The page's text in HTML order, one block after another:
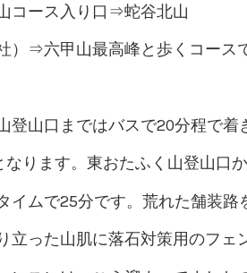
コース入り口⇒蛇谷北山
⇒六甲山最高峰と歩くコース
山口まではバスで20分程で着
ります。東おたふく山登山口
イムで25分です。荒れた舗装路
立った山肌に落石対策用のフェ